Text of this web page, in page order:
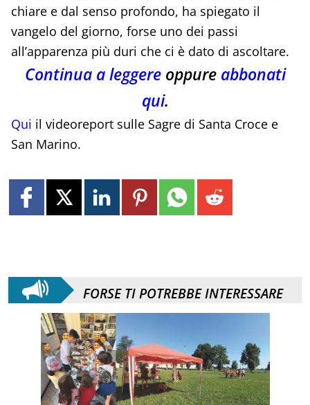
chiare e dal senso profondo, ha spiegato il
vangelo del giorno, forse uno dei passi
all’apparenza più duri che ci è dato di ascoltare.
Continua a leggereoppure abbonati
qui.
Qui il videoreport sulle Sagre di Santa Croce e
San Marino.
FORSE TI POTREBBE INTERESSARE